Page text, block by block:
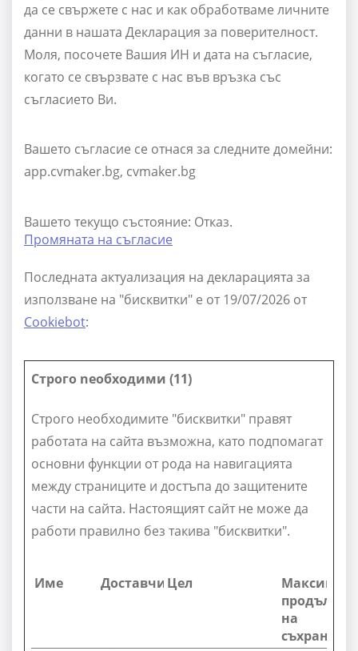
да се свържете с нас и как обработваме личните
данни в нашата Декларация за поверителност.
Моля, посочете Вашия ИН и дата на съгласие,
когато се свързвате с нас във връзка със
съгласието Ви.
Вашето съгласие се отнася за следните домейни:
app.cvmaker.bg, cvmaker.bg
Вашето текущо състояние: Отказ.
Промяната на съгласие
Последната актуализация на декларацията за
използване на "бисквитки" е от 19/07/2026 от
Cookiebot:
Строго nеобходими (11)
Строго необходимите "бисквитки" правят
работата на сайта възможна, като подпомагат
основни функции от рода на навигацията
между страниците и достъпа до защитените
части на сайта. Настоящият сайт не може да
работи правилно без такива "бисквитки".
Име ДоставчикЦел
на